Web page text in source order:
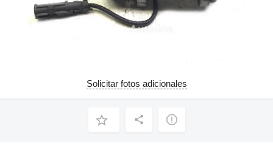
Solicitar fotos adicionales